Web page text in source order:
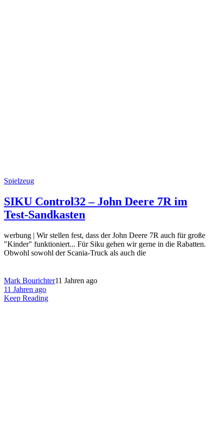
Spielzeug
SIKU Control32 – John Deere 7R im
Test-Sandkasten
werbung | Wir stellen fest, dass der John Deere 7R auch für große
"Kinder" funktioniert... Für Siku gehen wir gerne in die Rabatten.
Obwohl sowohl der Scania-Truck als auch die
Mark Bourichter11 Jahren ago
11 Jahren ago
Keep Reading